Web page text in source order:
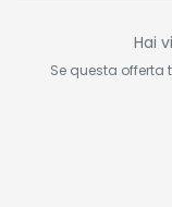
Hai
Se questa offerta